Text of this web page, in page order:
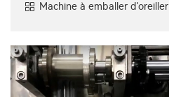
Machine à emballer d'oreiller